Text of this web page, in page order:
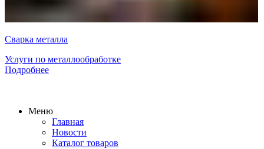
Сварка металла
Услуги по металлообработке
Подробнее
Меню
Главная
Новости
Каталог товаров